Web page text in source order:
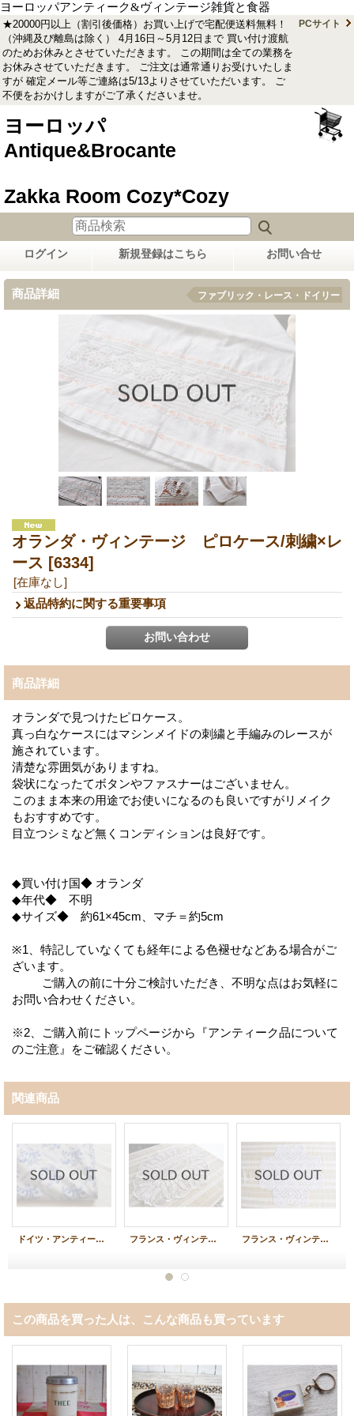
ヨーロッパアンティーク&ヴィンテージ雑貨と食器
★20000円以上（割引後価格）お買い上げで宅配便送料無料！
（沖縄及び離島は除く） 4月16日～5月12日まで 買い付け渡航
のためお休みとさせていただきます。 この期間は全ての業務を
お休みさせていただきます。 ご注文は通常通りお受けいたしま
すが 確定メール等ご連絡は5/13よりさせていただいます。 ご
不便をおかけしますがご了承くださいませ。
PCサイト
ヨーロッパ
Antique&Brocante
Zakka Room Cozy*Cozy
ログイン 新規登録はこちら お問い合せ
商品詳細 ファブリック・レース・ドイリー
オランダ・ヴィンテージ ピロケース/刺繍×レ
ース [6334]
[在庫なし]
返品特約に関する重要事項
商品詳細
オランダで見つけたピロケース。
真っ白なケースにはマシンメイドの刺繍と手編みのレースが
施されています。
清楚な雰囲気がありますね。
袋状になったてボタンやファスナーはございません。
このまま本来の用途でお使いになるのも良いですがリメイク
もおすすめです。
目立つシミなど無くコンディションは良好です。
◆買い付け国◆ オランダ
◆年代◆ 不明
◆サイズ◆ 約61×45cm、マチ＝約5cm
※1、特記していなくても経年による色褪せなどある場合がご
ざいます。
ご購入の前に十分ご検討いただき、不明な点はお気軽に
お問い合わせください。
※2、ご購入前にトップページから『アンティーク品について
のご注意』をご確認ください。
関連商品
ドイツ・アンティーク ジャーマンファブリック ロングピロケース/インクブルーローズ フランス・ヴィンテージ 手編みレースのテーブルマット/楕円 フランス・ヴィンテージ 手編みレースのテーブルマット/クローバー
この商品を買った人は、こんな商品も買っています